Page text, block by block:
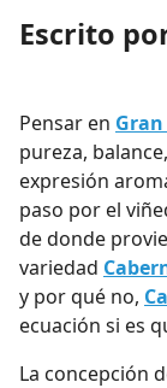
Escrito
Pensar en
pureza,
expresión
paso por el
de donde
variedad
y por qué no,
ecuación si es
La concepción